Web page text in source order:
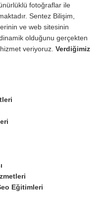
fotoğraflar ile
Sentez Bilişim,
ve web sitesinin
olduğunu gerçekten
veriyoruz. Verdiğimiz
Eğitimleri